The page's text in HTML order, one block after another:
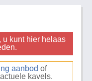
u kunt hier helaas
aanbod of
kavels.